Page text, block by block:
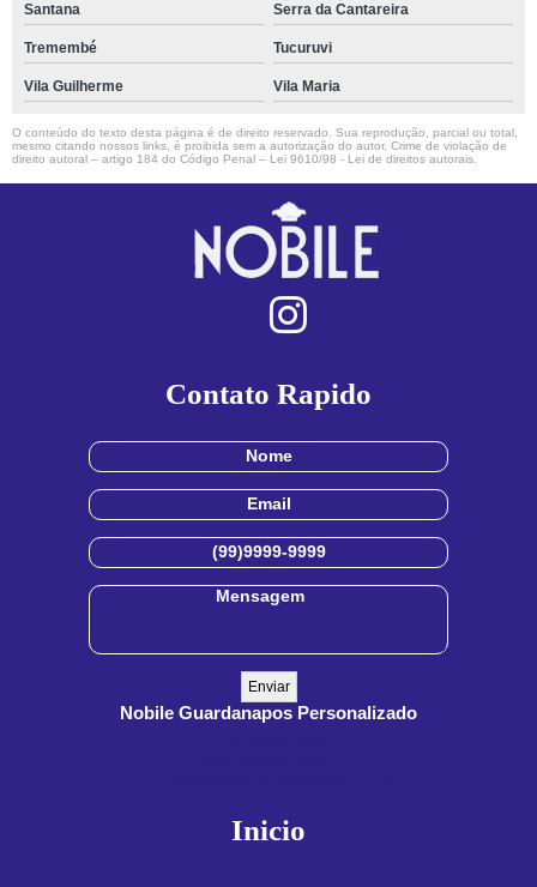
Santana Serra da Cantareira
Tremembé Tucuruvi
Vila Guilherme Vila Maria
O conteúdo do texto desta página é de direito reservado. Sua reprodução, parcial ou total,
mesmo citando nossos links, é proibida sem a autorização do autor. Crime de violação de
direito autoral – artigo 184 do Código Penal – Lei 9610/98 - Lei de direitos autorais.
Contato Rapido
Nobile Guardanapos Personalizado
Inicio